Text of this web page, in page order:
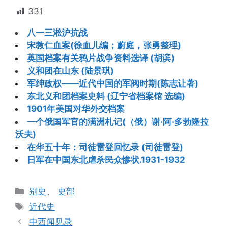
331
八一三淞沪抗战
宋教仁血案(徐血儿编；蔚庭，张勇整理)
英国档案有关鸦片战争资料选译 (胡滨)
义和团在山东 (陆景琪)
军绅政权——近代中国的军阀时期(陈志让著)
东北义和团档案史料 (辽宁省档案馆 选编)
1901年美国对华外交档案
一个俄国军官的满洲札记(（俄）谢·阿·多勃隆拉
沃夫)
在华五十年：司徒雷登回忆录 (司徒雷登)
日军在中国东北虐杀民众惨状.1931-1932
分
类
别史 、 史部
标
签
近代史
中西闻见录